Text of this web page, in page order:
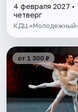
4 февраля 2027 •
четверг
КДЦ
от 1 300 ₽